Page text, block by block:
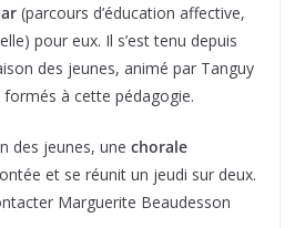
(parcours d’éducation affective,
pour eux. Il s’est tenu depuis
des jeunes, animé par Tanguy
à cette pédagogie.
des jeunes, une chorale
et se réunit un jeudi sur deux.
Marguerite Beaudesson